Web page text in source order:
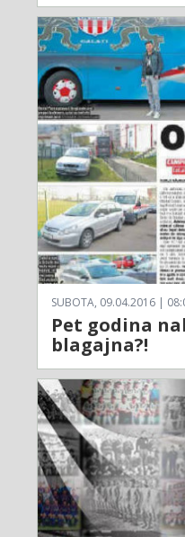
SUBOTA, 09.04.2016 |
Pet godina
blagajna?!